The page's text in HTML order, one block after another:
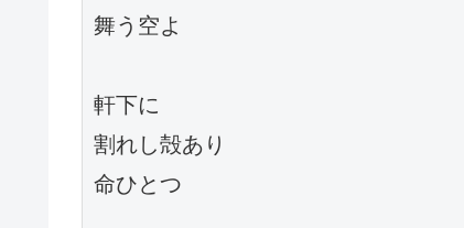
舞う空よ
軒下に
割れし殻あり
命ひとつ